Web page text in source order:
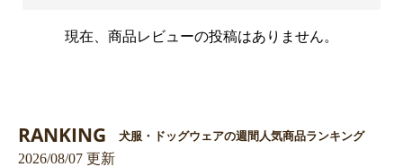
現在、商品レビューの投稿はありません。
RANKING 犬服・ドッグウェアの週間人気商品ランキング
2026/08/07 更新